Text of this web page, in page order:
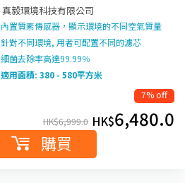
真毅環境科技有限公司
內置質素傳感器，顯示環境的不同空氣質量
針對不同環境, 用者可配置不同的濾芯
細菌去除率高達99.99％
適用面積: 380 - 580平方米
7% off
HK$6,999.0 HK$6,480.0
購買